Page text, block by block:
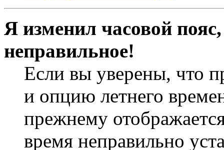
Я изменил часовой
неправильное!
Если вы уверены, что
и опцию летнего
прежнему
время неправильно